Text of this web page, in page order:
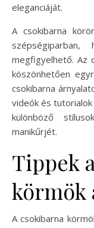
eleganciáját.
A csokibarna
megfigyelhető. Az
köszönhetően
csokibarna
videók és
különböző
manikűrjét.
Tippek
körmök
A csokibarna